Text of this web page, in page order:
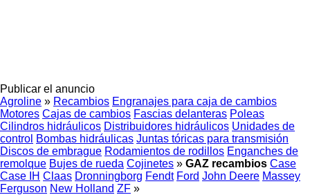
Publicar el anuncio
Agroline » Recambios Engranajes para caja de cambios
Motores Cajas de cambios Fascias delanteras Poleas
Cilindros hidráulicos Distribuidores hidráulicos Unidades de
control Bombas hidráulicas Juntas tóricas para transmisión
Discos de embrague Rodamientos de rodillos Enganches de
remolque Bujes de rueda Cojinetes » GAZ recambios Case
Case IH Claas Dronningborg Fendt Ford John Deere Massey
Ferguson New Holland ZF »